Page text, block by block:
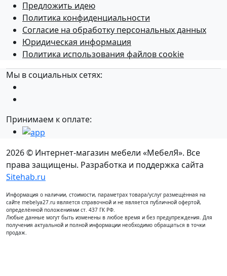
Предложить идею
Политика конфиденциальности
Согласие на обработку персональных данных
Юридическая информация
Политика использования файлов cookie
Мы в социальных сетях:
Принимаем к оплате:
2026 © Интернет-магазин мебели «МебелЯ». Все
права защищены. Разработка и поддержка сайта
Sitehab.ru
Информация о наличии, стоимости, параметрах товара/услуг размещённая на
сайте mebelya27.ru является справочной и не является публичной офертой,
определённой положениями ст. 437 ГК РФ.
Любые данные могут быть изменены в любое время и без предупреждения. Для
получения актуальной и полной информации необходимо обращаться в точки
продаж.